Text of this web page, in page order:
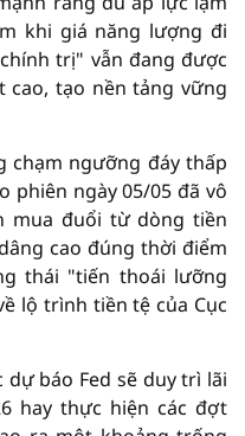
khi giá năng lượng đi
trị" vẫn đang được
tạo nền tảng vững
chạm ngưỡng đáy thấp
phiên ngày 05/05 đã vô
mua đuổi từ dòng tiền
cao đúng thời điểm
thái "tiến thoái lưỡng
lộ trình tiền tệ của Cục
báo Fed sẽ duy trì lãi
hay thực hiện các đợt